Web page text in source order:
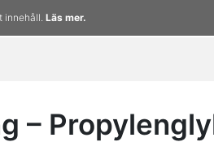
innehåll. Läs mer.
–